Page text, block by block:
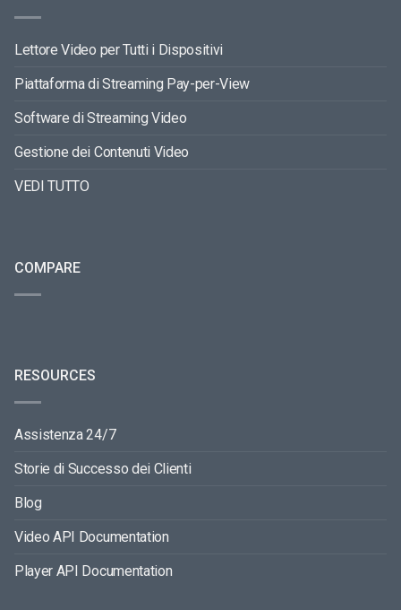
Lettore Video per Tutti i Dispositivi
Piattaforma di Streaming Pay-per-View
Software di Streaming Video
Gestione dei Contenuti Video
VEDI TUTTO
COMPARE
RESOURCES
Assistenza 24/7
Storie di Successo dei Clienti
Blog
Video API Documentation
Player API Documentation